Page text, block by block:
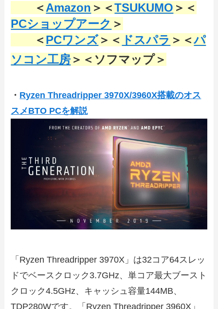
＜ Amazon ＞＜TSUKUMO ＞＜
PCショップアーク ＞
＜ PCワンズ＞＜ ドスパラ ＞＜パ
ソコン工房 ＞＜ソフマップ＞
・ Ryzen Threadripper 3970X/3960X搭載のオス
スメBTO PCを解説
「Ryzen Threadripper 3970X」は32コア64スレッ
ドでベースクロック3.7GHz、単コア最大ブースト
クロック4.5GHz、キャッシュ容量144MB、
TDP280Wです。「Ryzen Threadripper 3960X」